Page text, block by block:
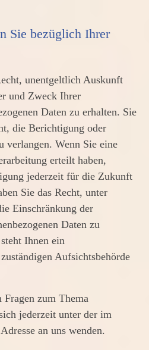
Sie bezüglich Ihrer
unentgeltlich Auskunft
und Zweck Ihrer
Daten zu erhalten. Sie
die Berichtigung oder
verlangen. Wenn Sie eine
erteilt haben,
jederzeit für die Zukunft
Sie das Recht, unter
Einschränkung der
Daten zu
Ihnen ein
Aufsichtsbehörde
zum Thema
jederzeit unter der im
an uns wenden.